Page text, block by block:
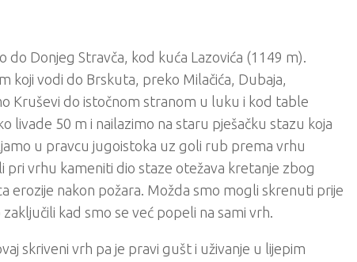
Donjeg Stravča, kod kuća Lazovića (1149 m).
koji vodi do Brskuta, preko Milačića, Dubaja,
Kruševi do istočnom stranom u luku i kod table
livade 50 m i nailazimo na staru pješačku stazu koja
u pravcu jugoistoka uz goli rub prema vrhu
vrhu kameniti dio staze otežava kretanje zbog
erozije nakon požara. Možda smo mogli skrenuti prije
kad smo se već popeli na sami vrh.
skriveni vrh pa je pravi gušt i uživanje u lijepim